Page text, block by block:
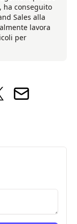
ha conseguito
Sales alla
lavora
per